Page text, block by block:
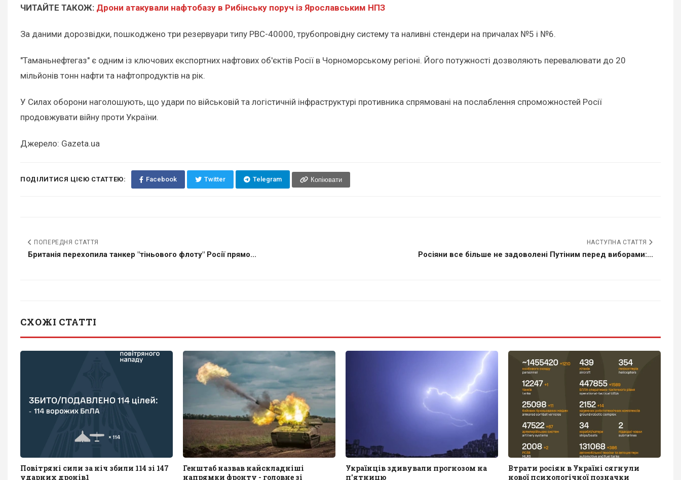
ЧИТАЙТЕ ТАКОЖ: Дрони атакували нафтобазу в Рибінську поруч із Ярославським НПЗ
За даними дорозвідки, пошкоджено три резервуари типу РВС-40000, трубопровідну систему та наливні стендери на причалах №5 і №6.
"Таманьнефтегаз" є одним із ключових експортних нафтових об'єктів Росії в Чорноморському регіоні. Його потужності дозволяють перевалювати до 20
мільйонів тонн нафти та нафтопродуктів на рік.
У Силах оборони наголошують, що удари по військовій та логістичній інфраструктурі противника спрямовані на послаблення спроможностей Росії
продовжувати війну проти України.
Джерело: Gazeta.ua
ПОДІЛИТИСЯ ЦІЄЮ СТАТТЕЮ: Facebook Twitter Telegram Копіювати
ПОПЕРЕДНЯ СТАТТЯ
Британія перехопила танкер "тіньового флоту" Росії прямо...
НАСТУПНА СТАТТЯ
Росіяни все більше не задоволені Путіним перед виборами:...
СХОЖІ СТАТТІ
Повітряні сили за ніч збили 114 зі 147
ударних дронів1
Генштаб назвав найскладніші
напрямки фронту - головне зі
Українців здивували прогнозом на
п'ятницю
Втрати росіян в Україні сягнули
нової психологічної позначки